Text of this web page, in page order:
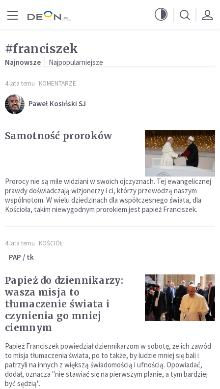
#franciszek
Najnowsze Najpopularniejsze
4 lata temu KOMENTARZE
Paweł Kosiński SJ
Samotność proroków
Prorocy nie są mile widziani w swoich ojczyznach. Tej ewangelicznej
prawdy doświadczają wizjonerzy i ci, którzy przewodzą naszym
wspólnotom. W wielu dziedzinach dla współczesnego świata, dla
Kościoła, takim niewygodnym prorokiem jest papież Franciszek.
4 lata temu KOŚCIÓŁ
PAP / tk
Papież do dziennikarzy:
wasza misja to
tłumaczenie świata i
czynienia go mniej
ciemnym
Papież Franciszek powiedział dziennikarzom w sobotę, że ich zawód
to misja tłumaczenia świata, po to także, by ludzie mniej się bali i
patrzyli na innych z większą świadomością i ufnością. Opowiadać,
dodał, oznacza "nie stawiać się na pierwszym planie, a tym bardziej
być sędzią".